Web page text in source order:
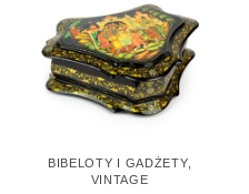
BIBELOTY I GADŻETY,
VINTAGE